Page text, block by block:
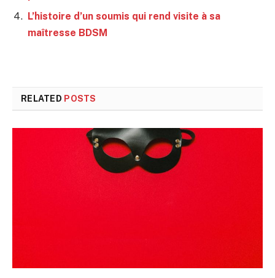
L’histoire d’un soumis qui rend visite à sa
maîtresse BDSM
RELATED POSTS